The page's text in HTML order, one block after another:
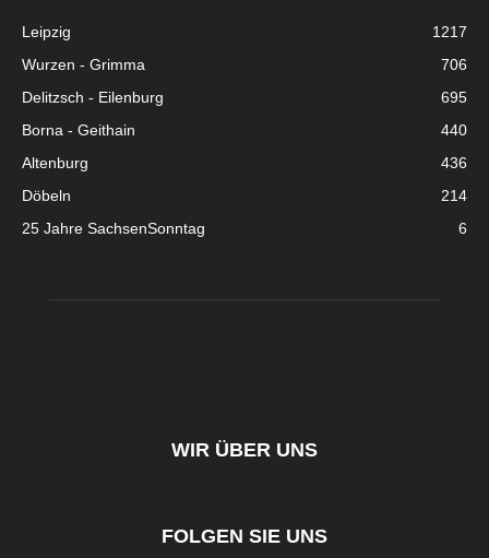
Leipzig
1217
Wurzen - Grimma
706
Delitzsch - Eilenburg
695
Borna - Geithain
440
Altenburg
436
Döbeln
214
25 Jahre SachsenSonntag
6
WIR ÜBER UNS
FOLGEN SIE UNS